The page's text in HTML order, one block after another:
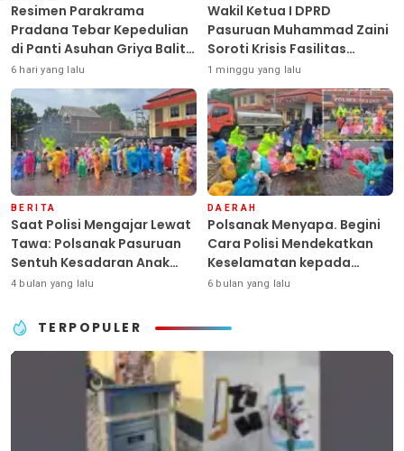
Resimen Parakrama
Pradana Tebar Kepedulian
di Panti Asuhan Griya Balita
SYD, Peluk Hangat Balita
Terlantar “POLRI Hadir
Dengan Hati”
6 hari yang lalu
Wakil Ketua I DPRD
Pasuruan Muhammad Zaini
Soroti Krisis Fasilitas
Sekolah di Tengah Efisiensi
Anggaran
1 minggu yang lalu
BERITA
Saat Polisi Mengajar Lewat
Tawa: Polsanak Pasuruan
Sentuh Kesadaran Anak
Sejak Dini
4 bulan yang lalu
DAERAH
Polsanak Menyapa. Begini
Cara Polisi Mendekatkan
Keselamatan kepada
Generasi Sejak Usia Dini
6 bulan yang lalu
TERPOPULER